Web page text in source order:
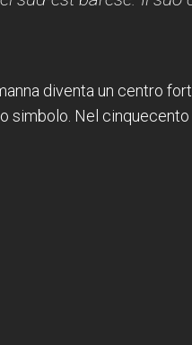
diventa un centro
simbolo. Nel